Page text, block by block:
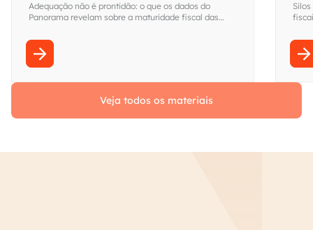
maturidade fiscal das empresas brasileiras
Adequação não é prontidão: o que os dados do
Panorama revelam sobre a maturidade fiscal das
sem
Veja todos os materiais